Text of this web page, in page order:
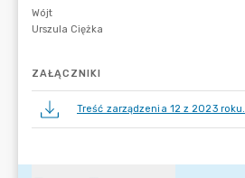
ZAŁĄCZNIKI
Treść zarządzenia 12 z 2023 roku.